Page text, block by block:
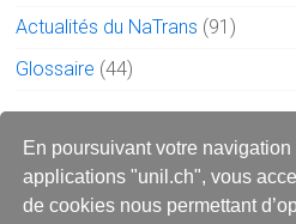
En poursuivant votre
applications "unil.ch", vous
de cookies nous permettant
Actualités du NaTrans (91)
Glossaire (44)
Le réseau sur les